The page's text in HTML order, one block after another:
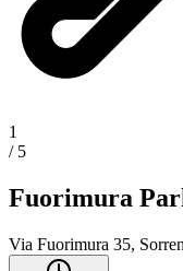
1
/ 5
Fuorimura
Via Fuorimura 35,